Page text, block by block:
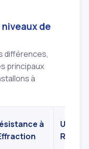
de
différences,
principaux
à
à
Usage